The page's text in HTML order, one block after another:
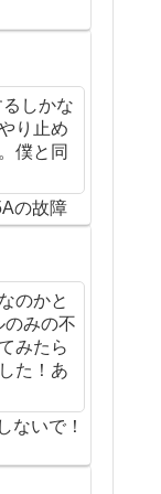
しかな
り止め
僕と同
の故障
のかと
のみの不
みたら
た！あ
ないで！